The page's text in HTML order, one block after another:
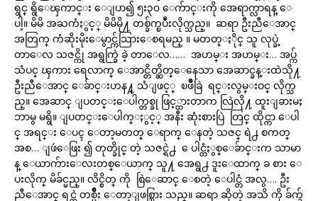
ရွင္ ရွိေၾကာင္း ေျပာ၍ ၅း၃၀ ေက်ာင္းကို အေရာက္လာရန္ ေ
ပါ့။ မိမိ အႀကံႏွင့္ မိမိမို႔ တစ္ခ်က္ၿပဳံးလိုက္သည္။ ဆရာ ဦးညီေအာင္
အတြက္ ကံဆိုးမိုးေမွာင္က်သြားေစရမည္ ။ မတတ္ႏိုင္ သူ လုပ္ခဲ့
တာေလ သဇင္ကို အရွက္ခြဲ ခဲ့ တာေလ…… အဟမ္း အဟမ္း… အပ္က်
သံပင္ ၾကား ရေလာက္ ေအာင္တိတ္ဆိတ္ေနေသာ အေဆာင္ခန္းထဲသို႔
ဦးညီေအာင္ ေခ်ာင္းဟန႔္ သံျဖင့္ ၿဖိဳခြဲ ရင္းလွမ္းဝင္ လိုက္သ
ည္။ အေဆာင္ ျပတင္းေပါက္တစ္ခု ဖြင့္ထားတာက လြဲလို႔ ထူးျခားမႈ
ဘာမွ မရွိ။ ျပတင္းေပါက္ႏွင့္ အနီး ဆုံးစားပြဲ တြင္ ထိုင္ကာ ေပါ
င္ အရင္း ေပၚ ေတာ့မတတ္ ေရာက္ ေနတဲ့ သဇင္ ရဲ႕ စကတ္
အစ… ျဖဴေဖြး ၍ တုတ္ခိုင္ တဲ့ သဇင္ရဲ႕ ေပါင္တံႏွစ္ေခ်ာင္းက သာမာ
န္ ေယာက်ားေလးတစ္ေယာက္ သူ႔ အေရွ႕ ဒူးေထာက္ ခ စား ေ
ပးလိုက္ မိခ်င္မည္။ လိင္စိတ္ ကို စြဲေဆာင္ ေစတဲ့ ေပါင္တံ အလွ…. ဦး
ညီေအာင္ ရင္ထဲ တစ္မ်ိဳး ေတာ့ျဖစ္သြား သည္။ ဆရာ ဆိုတဲ့ အသိ ကို ခ်က္ခ်